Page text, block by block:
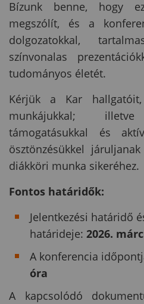
Bízunk benne, hogy
megszólít, és a
dolgozatokkal,
színvonalas
tudományos életét.
Kérjük a Kar hallgatóit,
munkájukkal;
támogatásukkal és
ösztönzésükkel
diákköri munka sikeréhez.
Fontos határidők:
Jelentkezési határidő
határideje: 2026.
A konferencia
óra
A kapcsolódó